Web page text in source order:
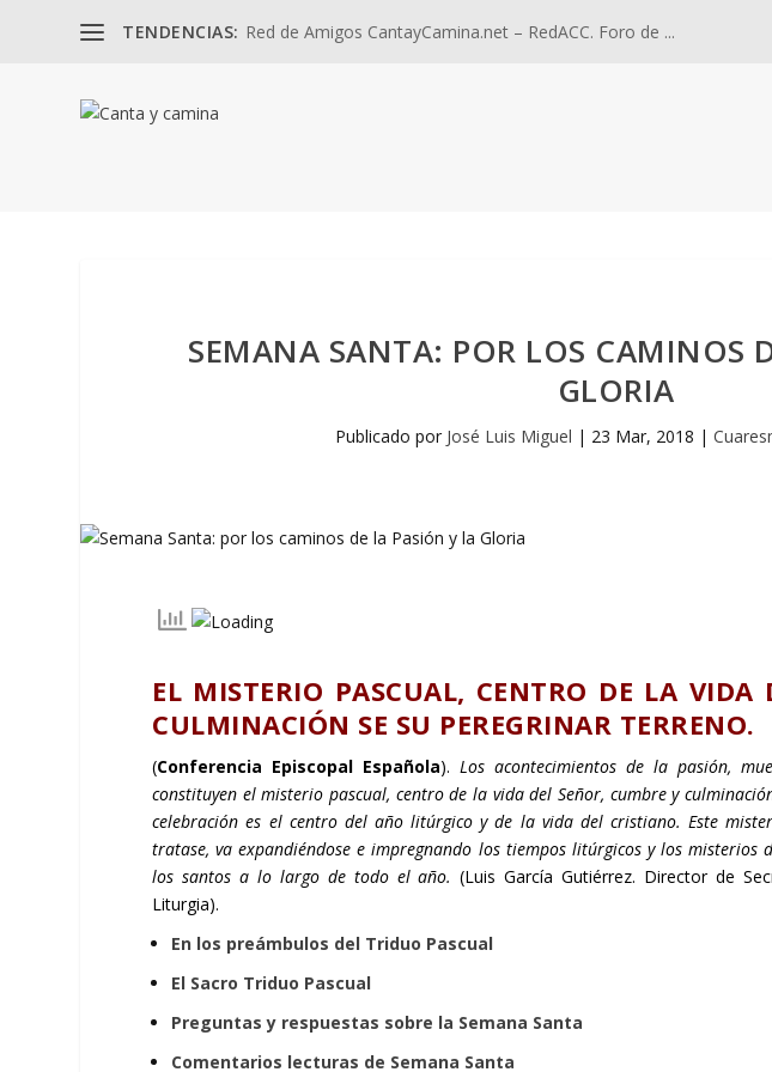
TENDENCIAS: Red de Amigos CantayCamina.net – RedACC. Foro de ...
SEMANA SANTA: POR LOS CAMINOS
GLORIA
Publicado por José Luis Miguel | 23 Mar, 2018 |
EL MISTERIO PASCUAL, CENTRO DE LA VIDA
CULMINACIÓN SE SU PEREGRINAR TERRENO.
(Conferencia Episcopal Española). Los acontecimientos de la pasión,
constituyen el misterio pascual, centro de la vida del Señor, cumbre y
celebración es el centro del año litúrgico y de la vida del cristiano. Este
tratase, va expandiéndose e impregnando los tiempos litúrgicos y los
los santos a lo largo de todo el año.(Luis García Gutiérrez. Director de
Liturgia).
En los preámbulos del Triduo Pascual
El Sacro Triduo Pascual
Preguntas y respuestas sobre la Semana Santa
Comentarios lecturas de Semana Santa